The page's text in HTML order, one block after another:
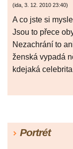
(ida, 3. 12. 2010 23:40)
A co jste si
Jsou to přece
Nezachrání to
ženská vypadá
kdejaká
Portrét